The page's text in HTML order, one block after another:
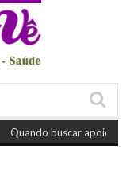
Quando buscar apoio